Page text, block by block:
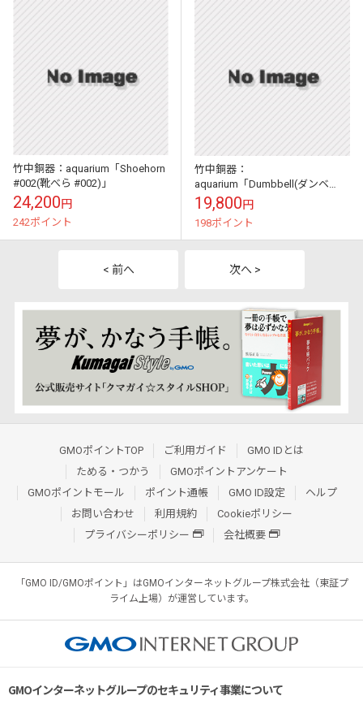
竹中銅器：aquarium「Shoehorn
#002(靴べら #002)」
24,200円
242ポイント
竹中銅器：
aquarium「Dumbbell(ダンベ
ル)」0.5kg/1kg/2kg
19,800円
198ポイント
< 前へ 次へ >
GMOポイントTOP ご利用ガイド
GMO IDとは
ためる・つかう
GMOポイントアンケート
GMOポイントモール
ポイント通帳 GMO ID設定
ヘルプ
お問い合わせ
利用規約
Cookieポリシー
プライバシーポリシー
会社概要
「GMO ID/GMOポイント」はGMOインターネットグループ株式会社（東証プ
ライム上場）が運営しています。
GMOインターネットグループのセキュリティ事業について